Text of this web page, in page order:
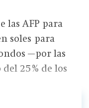
las AFP para
soles para
—por las
25% de los